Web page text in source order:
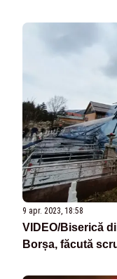
9 apr. 2023, 18:58
VIDEO/Biserică
Borșa, făcută